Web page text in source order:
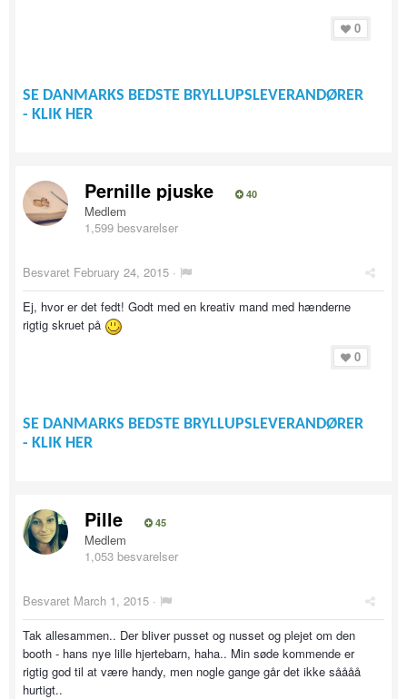
0
SE DANMARKS BEDSTE BRYLLUPSLEVERANDØRER
- KLIK HER
Pernille pjuske 40
Medlem
1,599 besvarelser
Besvaret February 24, 2015 ·
Ej, hvor er det fedt! Godt med en kreativ mand med hænderne
rigtig skruet på
0
SE DANMARKS BEDSTE BRYLLUPSLEVERANDØRER
- KLIK HER
Pille 45
Medlem
1,053 besvarelser
Besvaret March 1, 2015 ·
Tak allesammen.. Der bliver pusset og nusset og plejet om den
booth - hans nye lille hjertebarn, haha.. Min søde kommende er
rigtig god til at være handy, men nogle gange går det ikke såååå
hurtigt..